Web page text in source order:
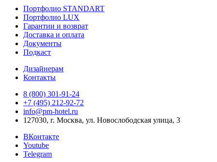
Портфолио STANDART
Портфолио LUX
Гарантии и возврат
Доставка и оплата
Документы
Подкаст
Дизайнерам
Контакты
8 (800) 301‑91‑24
+7 (495) 212‑92‑72
info@pm-hotel.ru
127030, г. Москва, ул. Новослободская улица, 3
ВКонтакте
Youtube
Telegram